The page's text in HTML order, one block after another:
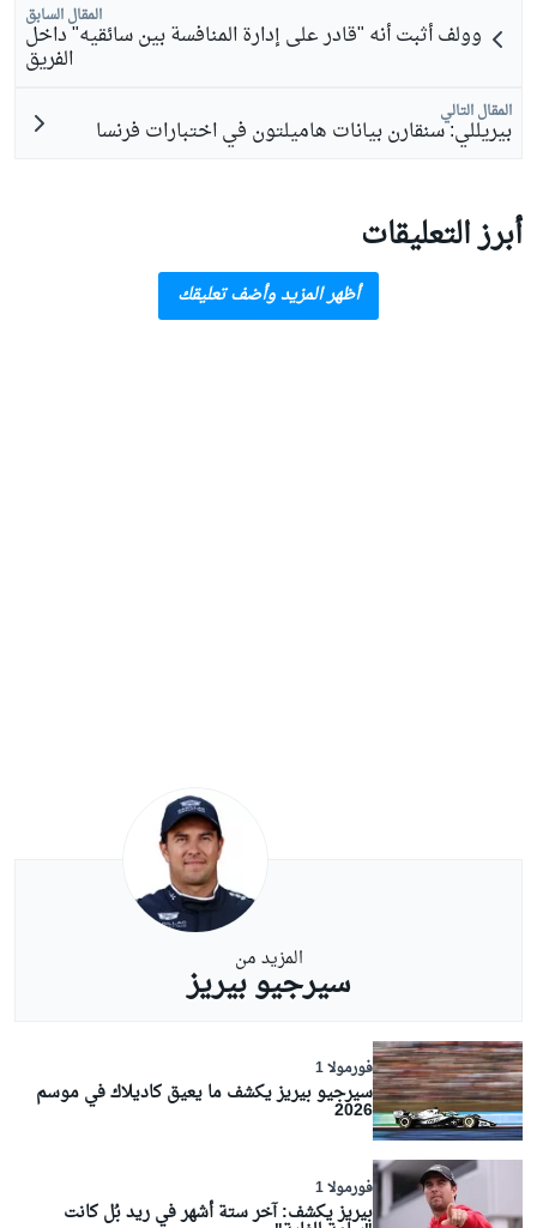
المقال السابق
وولف أثبت أنه "قادر على إدارة المنافسة بين سائقيه" داخل
الفريق
المقال التالي
بيريللي: سنقارن بيانات هاميلتون في اختبارات فرنسا
أبرز التعليقات
أظهر المزيد وأضف تعليقك
المزيد من
سيرجيو بيريز
فورمولا 1
سيرجيو بيريز يكشف ما يعيق كاديلاك في موسم
2026
فورمولا 1
بيريز يكشف: آخر ستة أشهر في ريد بُل كانت